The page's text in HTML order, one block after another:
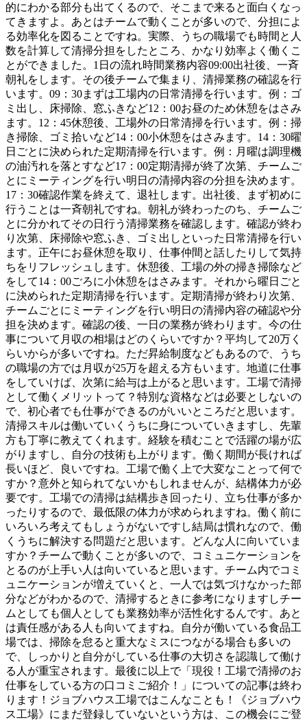
的にわかる部分も出てくるので、そこまで来ると面白くなっ
てきますよ。あとはチームで動くことが多いので、分担によ
る効率化を図ることですね。実際、うちの職場でも時間と人
数を計算して清掃分担をしたところ、かなり効率よく働くこ
とができました。1日の流れ時間業務内容09:00出社後、一斉
朝礼をします。その後チームで集まり、清掃業務の確認を行
います。09：30まずは工場内の日常清掃を行います。例：ゴ
ミ出し、床掃除、窓ふきなど12：00お昼のため休憩をはさみ
ます。12：45休憩後、工場外の日常清掃を行います。例：掃
き掃除、ゴミ拾いなど14：00小休憩をはさみます。14：30曜
日ごとに決められた定期清掃を行います。例：月曜は調理機
の油汚れを落とすなど17：00定期清掃が終了次第、チームご
とにミーティングを行い明日の清掃内容の分担を決めます。
17：30確認作業を終えて、退社します。出社後、まず初めに
行うことは一斉朝礼ですね。朝礼が終わったのち、チームご
とに分かれてその日行う清掃業務を確認します。確認が終わ
り次第、床掃除や窓ふき、ゴミ出しといった日常清掃を行い
ます。正午にお昼休憩を取り、仕事仲間と話したりして気持
ちをリフレッシュします。休憩後、工場の外の掃き掃除など
をして14：00ごろに小休憩をはさみます。それから曜日ごと
に決められた定期清掃を行います。定期清掃が終わり次第、
チームごとにミーティングを行い明日の清掃内容の確認や分
担を決めます。確認の後、一日の業務が終わります。今の仕
事について月収の相場はどのくらいですか？平均して20万く
らいからが多いですね。ただ昇給制度などもあるので、うち
の職場の方では月収が25万を超える方もいます。地道に仕事
をしていけば、次第に給与は上がると思います。工場で清掃
として働くメリットって？特別な資格などは必要としないの
で、初心者でも仕事ができるのがいいところだと思います。
清掃スキルは働いていくうちに身についていきますし、先輩
方も丁寧に教えてくれます。経験を積むことで活躍の場が広
がりますし、自分の技術も上がります。働く期間が長ければ
長いほど、良いですね。工場で働く上で大変なことって何で
すか？意外と知られてないかもしれませんが、結構体力が必
要です。工場での清掃は結構歩き回ったり、立ち仕事が多か
ったりするので、最低限の体力が求められますね。働く前に
いろいろ考えてもしょうがないですし結局は慣れなので、働
くうちに解決する問題だと思います。どんな人に向いていま
すか？チームで動くことが多いので、コミュニケーションを
とるのが上手い人は向いていると思います。チーム内でコミ
ュニケーションが増えていくと、一人では気づけなかった部
分などがわかるので、清掃するときに参考になりますしチー
ムとしても個人としても業務効率が活性化するんです。あと
は責任感がある人も向いてますね。自分が働いている食品工
場では、掃除を怠ると重大なミスにつながる場合も多いの
で、しっかりと自分がしている仕事の大切さを認識して働け
る人が重宝されます。最後に以上で「現役！工場で清掃のお
仕事をしている方の口コミご紹介！」についての記事は終わ
ります！ジョブハウス工場ではこんなことも！《ジョブハウ
ス工場》にまだ登録していないという方は、この機会にご登